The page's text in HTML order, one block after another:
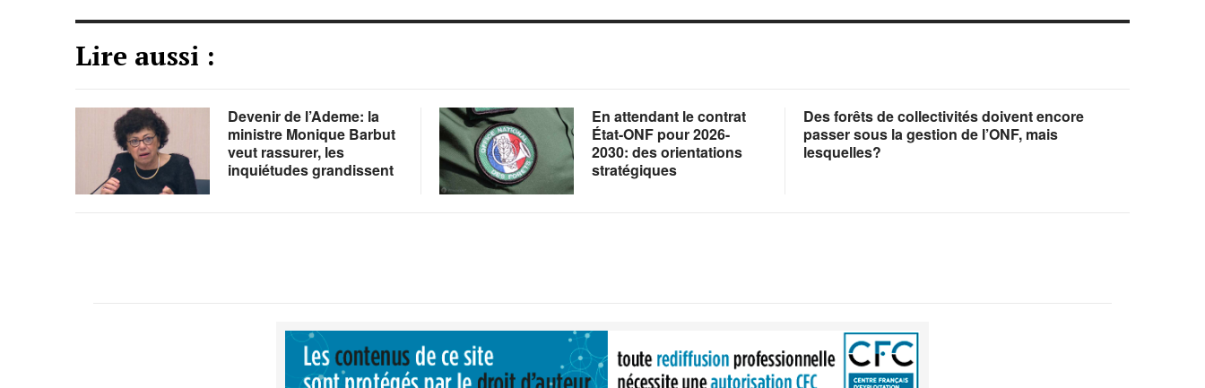
Lire aussi :
Devenir de l’Ademe: la
ministre Monique Barbut
veut rassurer, les
inquiétudes grandissent
En attendant le contrat
État-ONF pour 2026-
2030: des orientations
stratégiques
Des forêts de collectivités doivent encore
passer sous la gestion de l’ONF, mais
lesquelles?